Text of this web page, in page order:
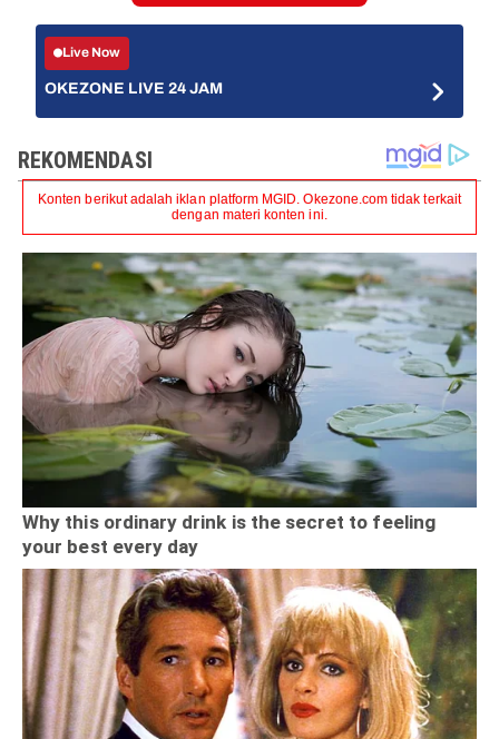
Live Now
OKEZONE LIVE 24 JAM